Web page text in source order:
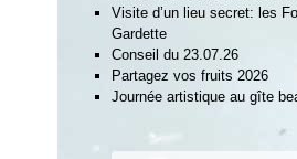
Visite d’un lieu secret: les
Gardette
Conseil du 23.07.26
Partagez vos fruits 2026
Journée artistique au gîte